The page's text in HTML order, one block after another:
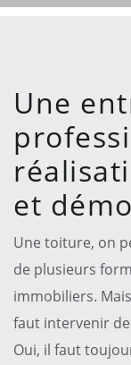
Une
et
Une toiture, on
de plusieurs
immobiliers.
faut intervenir
Oui, il faut